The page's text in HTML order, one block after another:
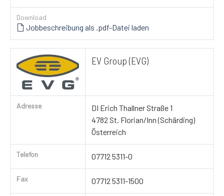
Download
Jobbeschreibung als .pdf-Datei laden
EV Group (EVG)
Adresse
DI Erich Thallner Straße 1
4782 St. Florian/Inn (Schärding)
Österreich
Telefon 07712 5311-0
Fax 07712 5311-1500